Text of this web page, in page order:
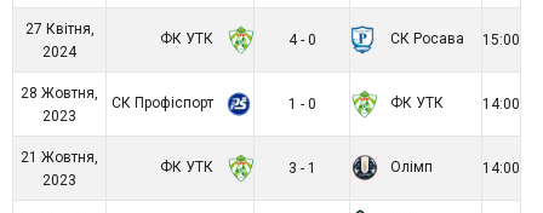
27 Квітня,
2024
ФК УТК 4 - 0 СК Росава 15:00
28 Жовтня,
2023
СК Профіспорт 1 - 0 ФК УТК 14:00
21 Жовтня,
2023
ФК УТК 3 - 1 Олімп 14:00